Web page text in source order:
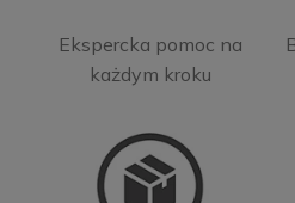
Ekspercka pomoc na
każdym kroku